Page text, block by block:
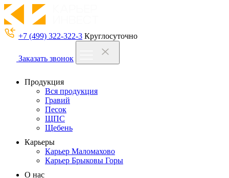
+7 (499) 322-322-3 Круглосуточно
Заказать звонок
Продукция
Вся продукция
Гравий
Песок
ЩПС
Щебень
Карьеры
Карьер Маломахово
Карьер Брыковы Горы
О нас